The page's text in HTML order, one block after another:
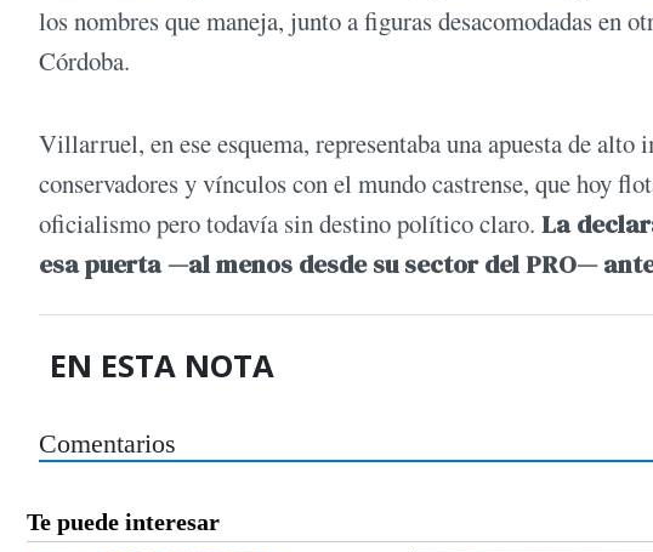
los nombres que maneja, junto a figuras desacomodadas en
Córdoba.
Villarruel, en ese esquema, representaba una apuesta de
conservadores y vínculos con el mundo castrense, que hoy
oficialismo pero todavía sin destino político claro. La
esa puerta —al menos desde su sector del PRO—
EN ESTA NOTA
Comentarios